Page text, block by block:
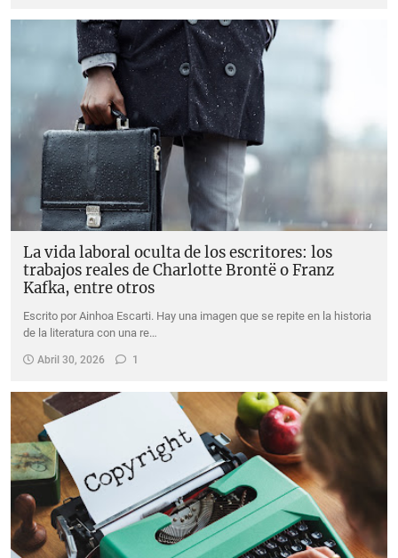
La vida laboral oculta de los escritores: los
trabajos reales de Charlotte Brontë o Franz
Kafka, entre otros
Escrito por Ainhoa Escarti. Hay una imagen que se repite en la historia
de la literatura con una re…
Abril 30, 2026 1